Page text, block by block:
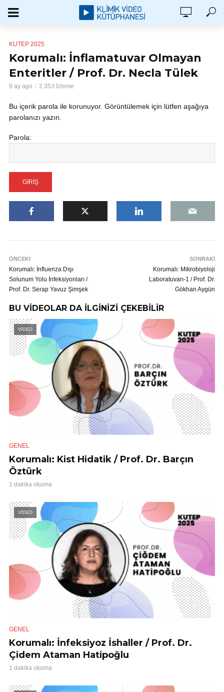
KUTEP 2025
Korumalı: İnflamatuvar Olmayan
Enteritler / Prof. Dr. Necla Tülek
9 ay ago 2.353 İzleme
Bu içerik parola ile korunuyor. Görüntülemek için lütfen aşağıya
parolanızı yazın.
Parola:
ÖNCEKİ
Korumalı: İnfluenza Dışı
Solunum Yolu İnfeksiyonları /
Prof. Dr. Serap Yavuz Şimşek
SONRAKİ
Korumalı: Mikrobiyoloji
Laboratuvarı-1 / Prof. Dr.
Gökhan Aygün
BU VİDEOLAR DA İLGİNİZİ ÇEKEBİLİR
VİDEO
GENEL
Korumalı: Kist Hidatik / Prof. Dr. Barçın
Öztürk
1 dakika okuma
VİDEO
GENEL
Korumalı: İnfeksiyoz İshaller / Prof. Dr.
Çidem Ataman Hatipoğlu
1 dakika okuma